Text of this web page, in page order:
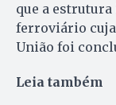
que a
ferroviário
União foi
Leia também